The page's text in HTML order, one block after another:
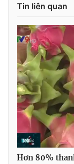
Ðiện thoại Thời báo
Liên hệ quảng cáo:
Tin liên quan
Hơn 80%